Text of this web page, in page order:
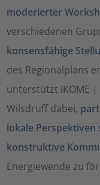
moderierter
verschiedenen
konsensfähige
des Regionalplans
unterstützt IKOME
Wilsdruff dabei,
lokale Perspektiven
konstruktive
Energiewende zu